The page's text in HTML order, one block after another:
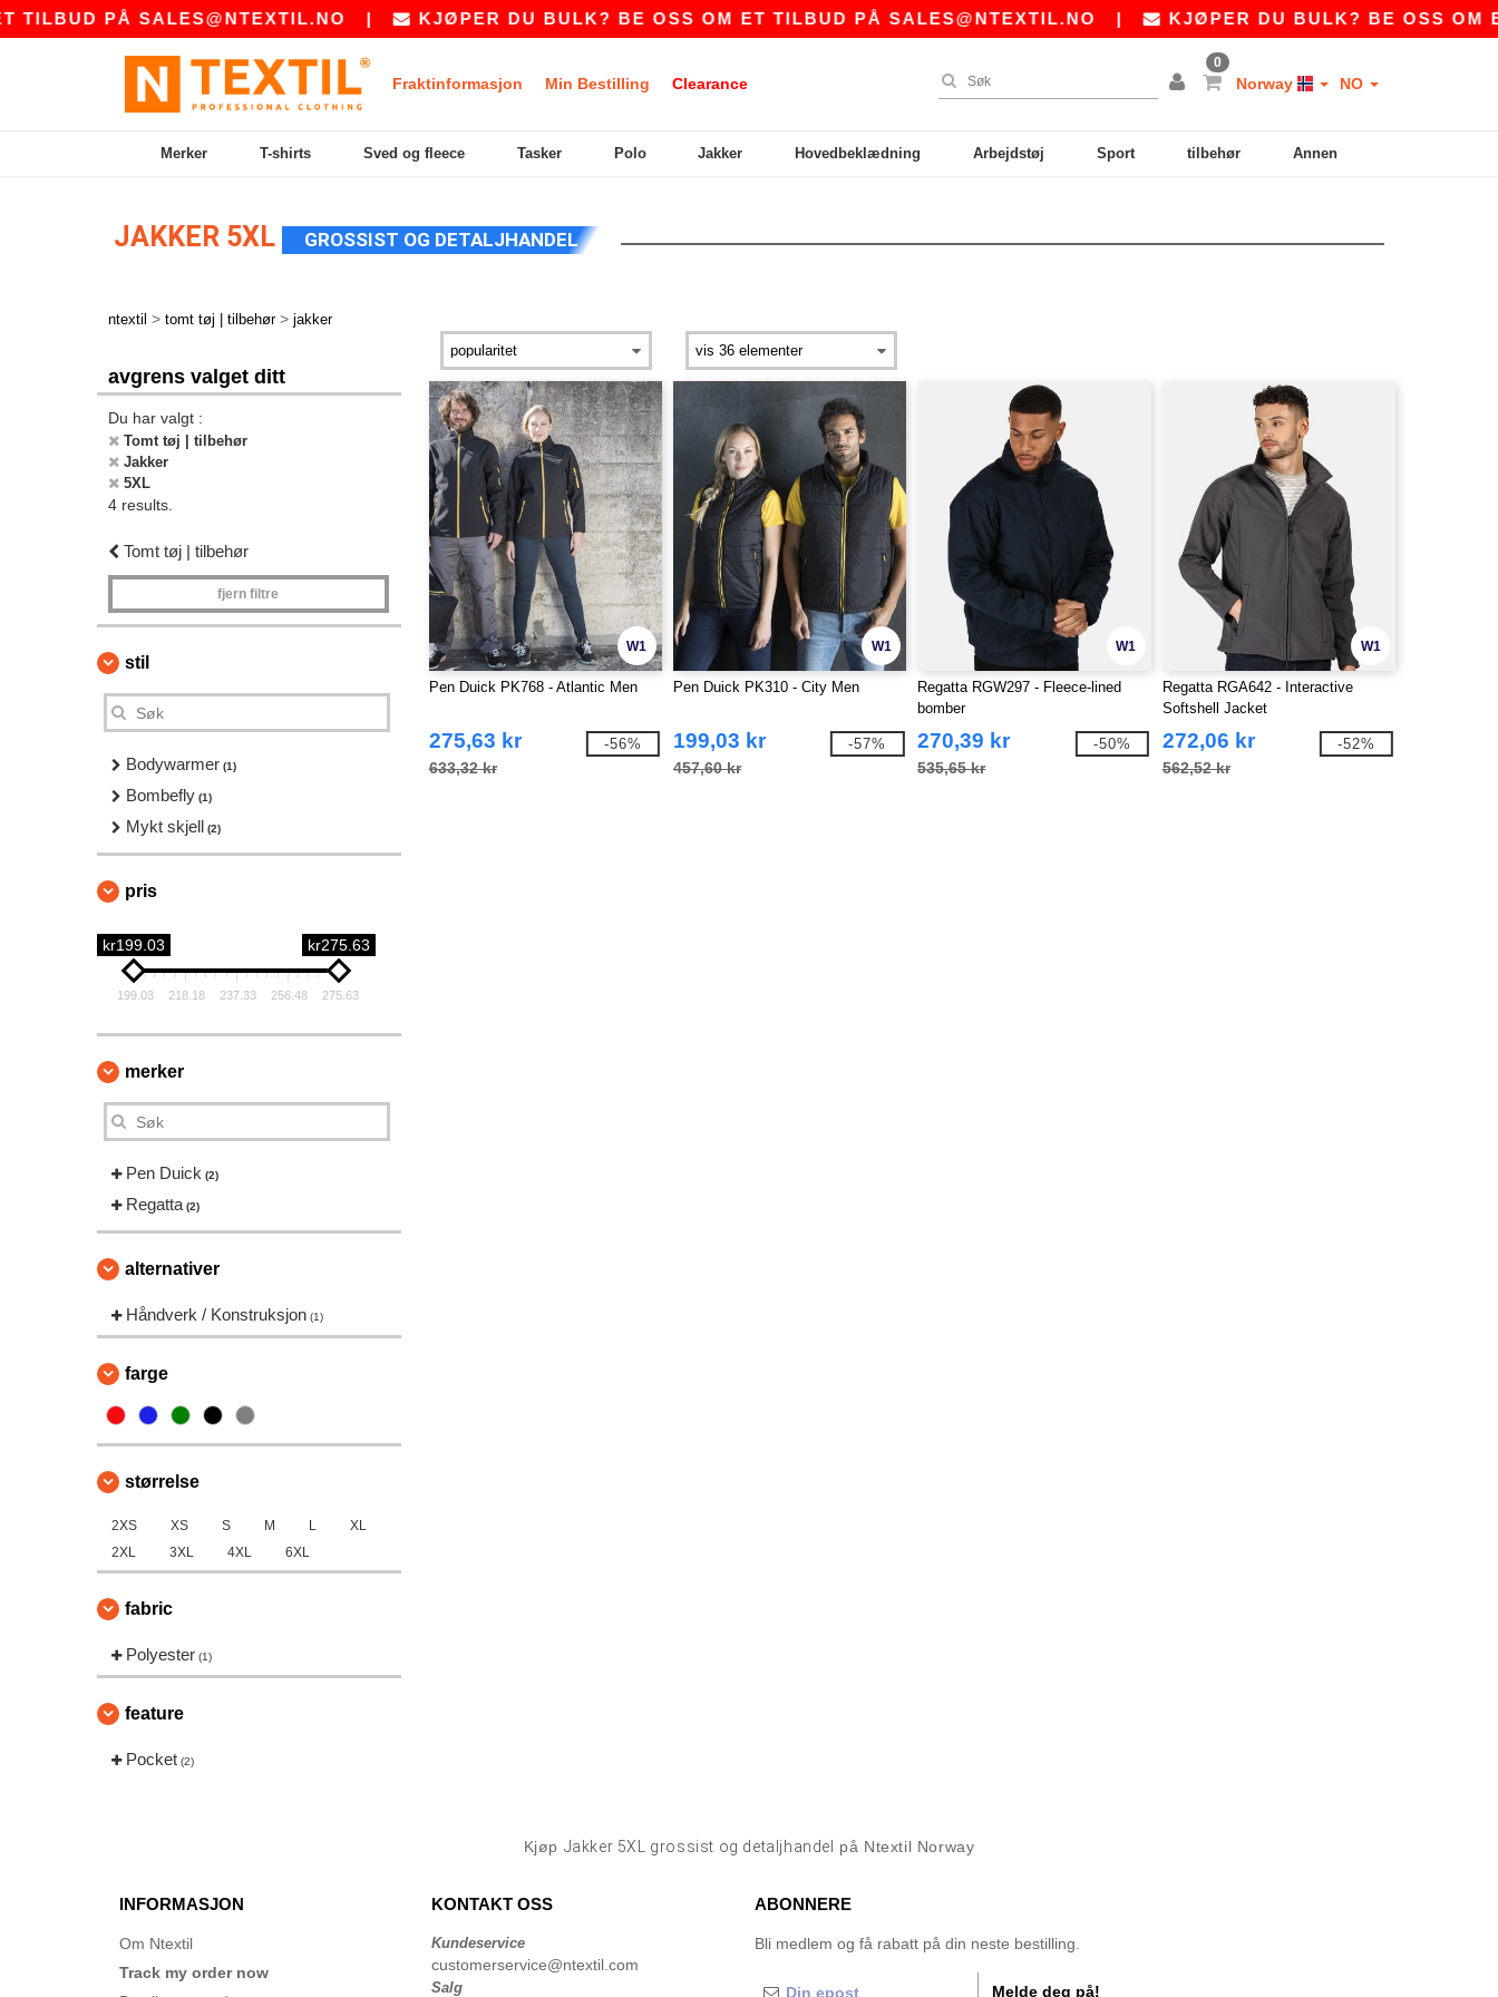
PÅ SALES@NTEXTIL.NO| KJØPER DU BULK? BE OSS OM ET TILBUD PÅ SALES@NTEXTIL.NO| KJØPER DU BULK? BE OSS OM ET
Fraktinformasjon Min Bestilling Clearance
0
Norway NO
Merker T-shirts Sved og fleece Tasker Polo Jakker Hovedbeklædning Arbejdstøj Sport tilbehør Annen
JAKKER 5XL GROSSIST OG DETALJHANDEL
ntextil > tomt tøj | tilbehør > jakker
avgrens valget ditt
Du har valgt :
Tomt tøj | tilbehør
Jakker
5XL
4 results.
Tomt tøj | tilbehør
fjern filtre
stil
Bodywarmer (1)
Bombefly (1)
Mykt skjell (2)
pris
kr199.03 kr275.63
199.03 218.18 237.33 256.48 275.63
merker
Pen Duick (2)
Regatta (2)
alternativer
Håndverk / Konstruksjon (1)
farge
størrelse
2XS XS S M L
XL
2XL
3XL 4XL 6XL
fabric
Polyester (1)
feature
Pocket (2)
W1
Pen Duick PK768 - Atlantic Men
275,63 kr
633,32 kr
-56%
W1
Pen Duick PK310 - City Men
199,03 kr
457,60 kr
-57%
W1
Regatta RGW297 - Fleece-lined
bomber
270,39 kr
535,65 kr
-50%
W1
Regatta RGA642 - Interactive
Softshell Jacket
272,06 kr
562,52 kr
-52%
Kjøp Jakker 5XL grossist og detaljhandel på Ntextil Norway
INFORMASJON
Om Ntextil
Track my order now
KONTAKT OSS
Kundeservice
customerservice@ntextil.com
Salg
ABONNERE
Bli medlem og få rabatt på din neste bestilling.
Melde deg på!